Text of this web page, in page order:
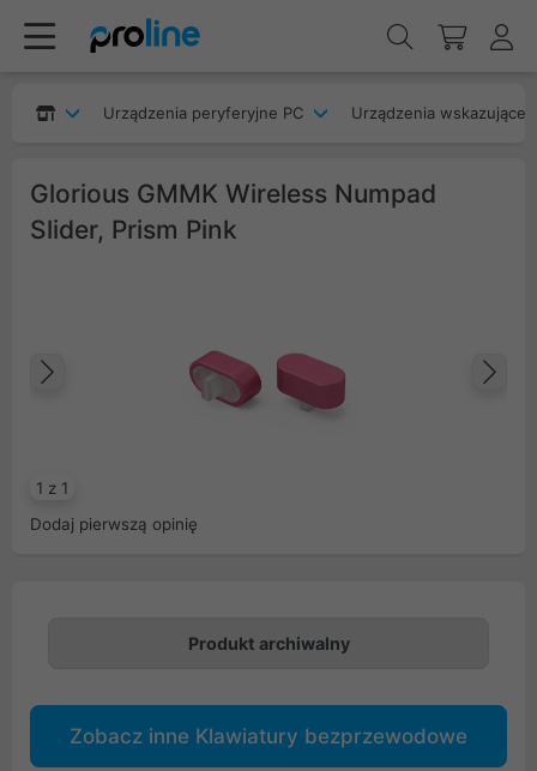
Urządzenia peryferyjne PC Urządzenia wskazujące
Glorious GMMK Wireless Numpad
Slider, Prism Pink
1 z 1
Poprzedni
Dodaj pierwszą opinię
Produkt archiwalny
Zobacz inne Klawiatury bezprzewodowe